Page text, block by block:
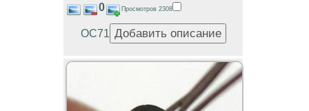
0 Просмотров 2308
OC71